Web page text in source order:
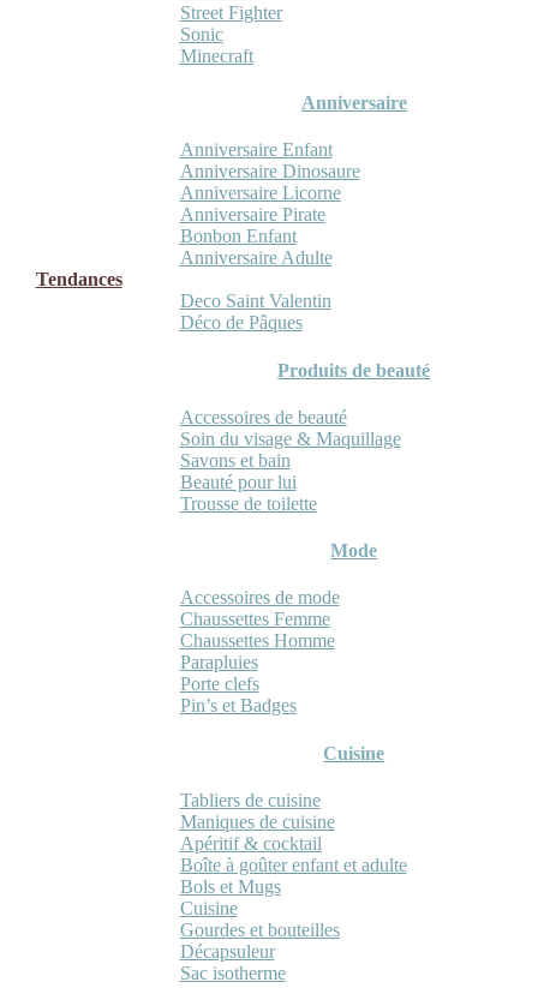
Street Fighter
Sonic
Minecraft
Anniversaire
Anniversaire Enfant
Anniversaire Dinosaure
Anniversaire Licorne
Anniversaire Pirate
Bonbon Enfant
Anniversaire Adulte
Tendances
Deco Saint Valentin
Déco de Pâques
Produits de beauté
Accessoires de beauté
Soin du visage & Maquillage
Savons et bain
Beauté pour lui
Trousse de toilette
Mode
Accessoires de mode
Chaussettes Femme
Chaussettes Homme
Parapluies
Porte clefs
Pin’s et Badges
Cuisine
Tabliers de cuisine
Maniques de cuisine
Apéritif & cocktail
Boîte à goûter enfant et adulte
Bols et Mugs
Cuisine
Gourdes et bouteilles
Décapsuleur
Sac isotherme